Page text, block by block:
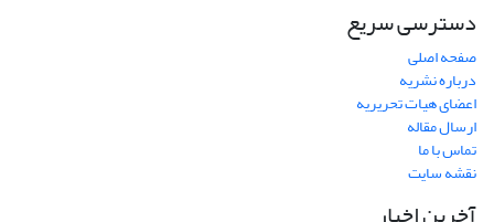
دسترسی سریع
صفحه اصلی
درباره نشریه
اعضای هیات تحریریه
ارسال مقاله
تماس با ما
نقشه سایت